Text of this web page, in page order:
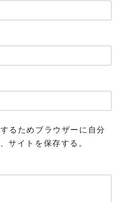
るためブラウザーに自分
サイトを保存する。